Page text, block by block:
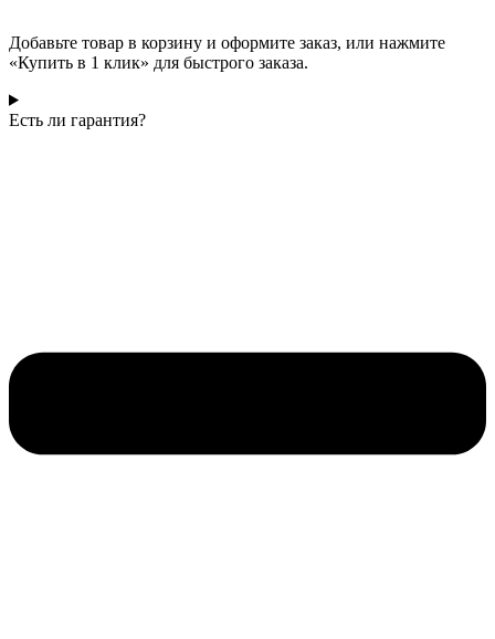
Добавьте товар в корзину и оформите заказ, или нажмите
«Купить в 1 клик» для быстрого заказа.
Есть ли гарантия?